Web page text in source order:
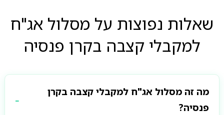
שאלות נפוצות על מסלול אג"ח
למקבלי קצבה בקרן פנסיה
מה זה מסלול אג"ח למקבלי קצבה בקרן
פנסיה?